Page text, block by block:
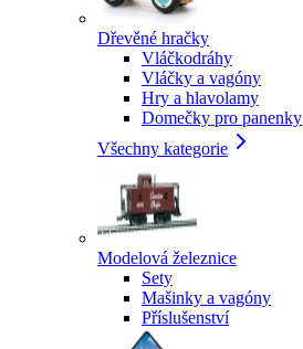
Dřevěné hračky
Vláčkodráhy
Vláčky a vagóny
Hry a hlavolamy
Domečky pro panenky
Všechny kategorie
Modelová železnice
Sety
Mašinky a vagóny
Příslušenství